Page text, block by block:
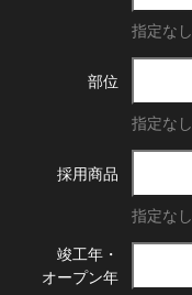
指定なし
部位
指定なし
採用商品
指定なし
竣工年・
オープン年